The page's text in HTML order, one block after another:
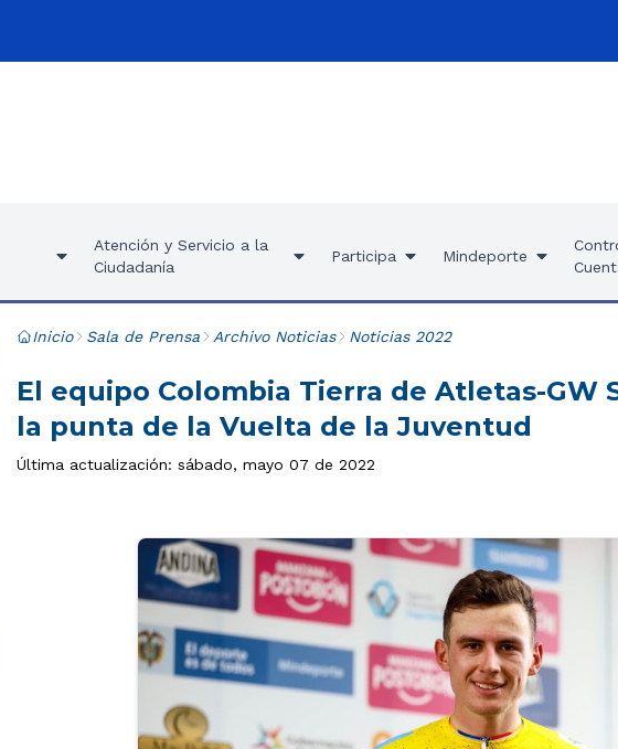
Atención y Servicio a la
Ciudadanía
Participa Mindeporte
Inicio Sala de Prensa Archivo Noticias Noticias 2022
El equipo Colombia Tierra de Atletas-GW
la punta de la Vuelta de la Juventud
Última actualización: sábado, mayo 07 de 2022